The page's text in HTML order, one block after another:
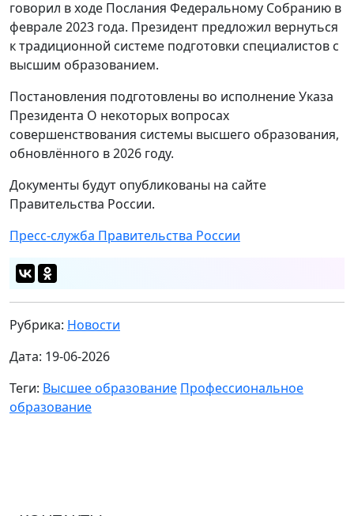
говорил в ходе Послания Федеральному Собранию в
феврале 2023 года. Президент предложил вернуться
к традиционной системе подготовки специалистов с
высшим образованием.
Постановления подготовлены во исполнение Указа
Президента О некоторых вопросах
совершенствования системы высшего образования,
обновлённого в 2026 году.
Документы будут опубликованы на сайте
Правительства России.
Пресс-служба Правительства России
Рубрика: Новости
Дата: 19-06-2026
Теги: Высшее образование Профессиональное
образование